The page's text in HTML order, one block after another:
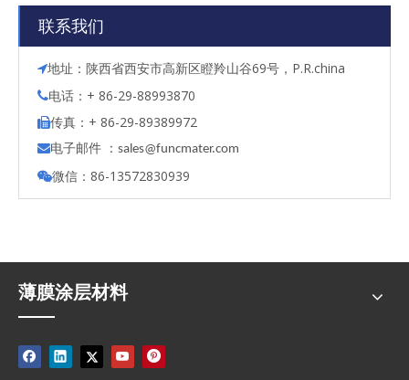
联系我们
地址：陕西省西安市高新区瞪羚山谷69号，P.R.china
电话：+ 86-29-88993870
传真：+ 86-29-89389972
电子邮件 ： sales@funcmater.com
微信：86-13572830939
薄膜涂层材料